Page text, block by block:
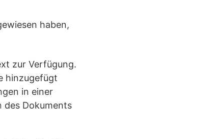
haben,
zur Verfügung.
hinzugefügt
in einer
des Dokuments